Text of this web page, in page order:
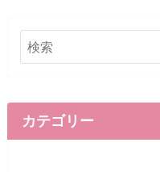
カテゴリー